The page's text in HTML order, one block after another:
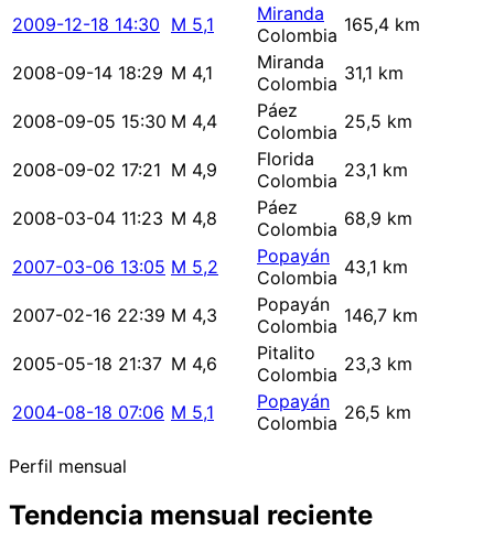
2009-12-18 14:30 M 5,1
Miranda
Colombia 165,4 km
2008-09-14 18:29 M 4,1
Miranda
Colombia 31,1 km
2008-09-05 15:30 M 4,4
Páez
Colombia 25,5 km
2008-09-02 17:21 M 4,9
Florida
Colombia 23,1 km
2008-03-04 11:23 M 4,8
Páez
Colombia 68,9 km
2007-03-06 13:05 M 5,2
Popayán
Colombia 43,1 km
2007-02-16 22:39 M 4,3
Popayán
Colombia 146,7 km
2005-05-18 21:37 M 4,6
Pitalito
Colombia 23,3 km
2004-08-18 07:06 M 5,1
Popayán
Colombia 26,5 km
Perfil mensual
Tendencia mensual reciente